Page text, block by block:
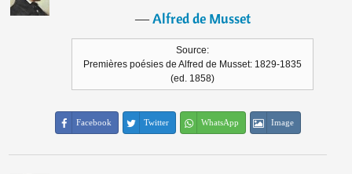
―Alfred de Musset
Source:
Premières poésies de Alfred de Musset: 1829-1835
(ed. 1858)
Facebook Twitter WhatsApp Image